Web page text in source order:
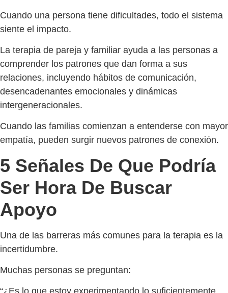
Cuando una persona tiene dificultades, todo el sistema
siente el impacto.
La terapia de pareja y familiar ayuda a las personas a
comprender los patrones que dan forma a sus
relaciones, incluyendo hábitos de comunicación,
desencadenantes emocionales y dinámicas
intergeneracionales.
Cuando las familias comienzan a entenderse con mayor
empatía, pueden surgir nuevos patrones de conexión.
5 Señales De Que Podría
Ser Hora De Buscar
Apoyo
Una de las barreras más comunes para la terapia es la
incertidumbre.
Muchas personas se preguntan: